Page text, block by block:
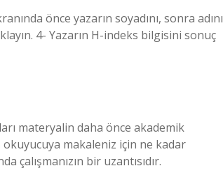
önce yazarın soyadını, sonra adını
4- Yazarın H-indeks bilgisini sonuç
materyalin daha önce akademik
makaleniz için ne kadar
çalışmanızın bir uzantısıdır.